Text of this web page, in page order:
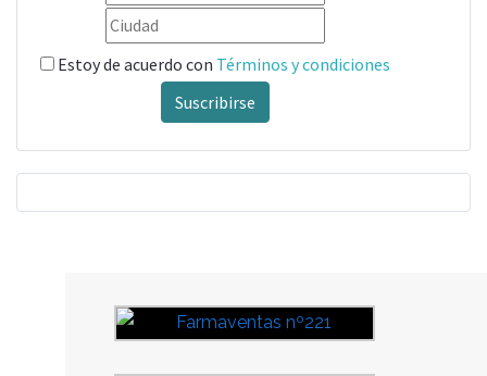
Estoy de acuerdo con Términos y condiciones
Suscribirse